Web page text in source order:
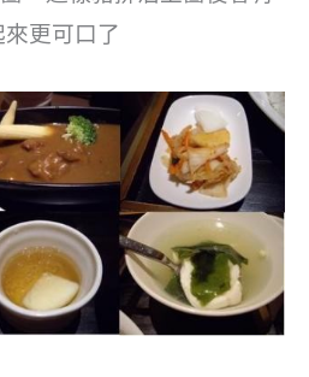
更可口了